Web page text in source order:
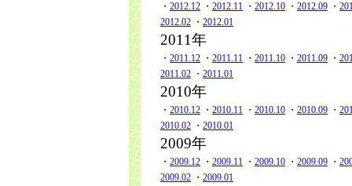
・ 2012.12 ・ 2012.11 ・ 2012.10 ・ 2012.09 ・
2012.02 ・ 2012.01
2011年
・ 2011.12 ・ 2011.11 ・ 2011.10 ・ 2011.09 ・
2011.02 ・ 2011.01
2010年
・ 2010.12 ・ 2010.11 ・ 2010.10 ・ 2010.09 ・
2010.02 ・ 2010.01
2009年
・ 2009.12 ・ 2009.11 ・ 2009.10 ・ 2009.09 ・
2009.02 ・ 2009.01